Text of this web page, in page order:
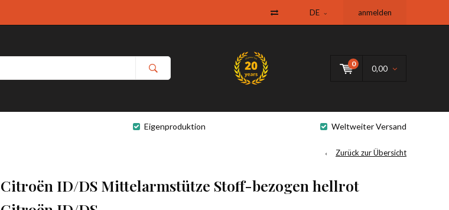
DE anmelden
0
0,00
Eigenproduktion Weltweiter Versand
Zurück zur Übersicht
Citroën ID/DS Mittelarmstütze Stoff-bezogen hellrot